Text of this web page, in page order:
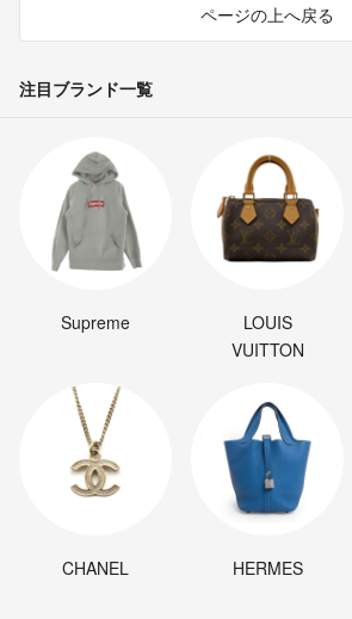
ページの上へ戻る
注目ブランド一覧
Supreme
LOUIS
VUITTON
CHANEL HERMES